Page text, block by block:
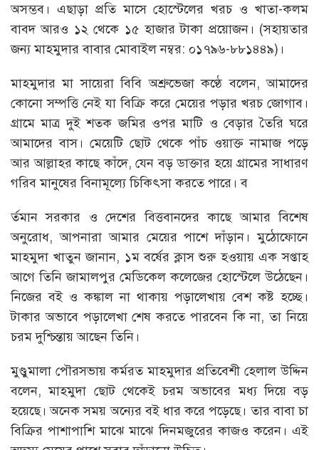
অসম্ভব। এছাড়া প্রতি মাসে হোস্টেলের খরচ ও খাতা-কলম
বাবদ আরও ১২ থেকে ১৫ হাজার টাকা প্রয়োজন। (সহায়তার
জন্য মাহমুদার বাবার মোবাইল নম্বর: ০১৭৯৬-৮৮১৪৪৯)।
মাহমুদার মা সায়েরা বিবি অশ্রুভেজা কণ্ঠে বলেন, আমাদের
কোনো সম্পত্তি নেই যা বিক্রি করে মেয়ের পড়ার খরচ জোগাব।
গ্রামে মাত্র দুই শতক জমির ওপর মাটি ও বেড়ার তৈরি ঘরে
আমাদের বাস। মেয়েটি ছোট থেকে পাঁচ ওয়াক্ত নামাজ পড়ে
আর আল্লাহর কাছে কাঁদে, যেন বড় ডাক্তার হয়ে গ্রামের সাধারণ
গরিব মানুষের বিনামূল্যে চিকিৎসা করতে পারে। ব
র্তমান সরকার ও দেশের বিত্তবানদের কাছে আমার বিশেষ
অনুরোধ, আপনারা আমার মেয়ের পাশে দাঁড়ান। মুঠোফোনে
মাহমুদা খাতুন জানান, ১ম বর্ষের ক্লাস শুরু হওয়ায় এক সপ্তাহ
আগে তিনি জামালপুর মেডিকেল কলেজের হোস্টেলে উঠেছেন।
নিজের বই ও কঙ্কাল না থাকায় পড়ালেখায় বেশ কষ্ট হচ্ছে।
টাকার অভাবে পড়ালেখা শেষ করতে পারবেন কি না, তা নিয়ে
চরম দুশ্চিন্তায় আছেন তিনি।
মুণ্ডুমালা পৌরসভায় কর্মরত মাহমুদার প্রতিবেশী হেলাল উদ্দিন
বলেন, মাহমুদা ছোট থেকেই চরম অভাবের মধ্য দিয়ে বড়
হয়েছে। অনেক সময় অন্যের বই ধার করে পড়েছে। তার বাবা চা
বিক্রির পাশাপাশি মাঝে মাঝে দিনমজুরের কাজও করেন। এই